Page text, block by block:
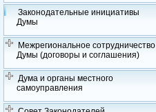
Законодательные инициативы
Думы
Межрегиональное сотрудничество
Думы (договоры и соглашения)
Дума и органы местного
самоуправления